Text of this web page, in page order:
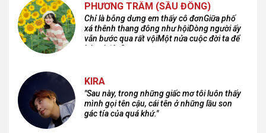
PHƯƠNG TRÂM (SẦU ĐÔNG)
Chỉ là bỗng dưng em thấy cô đơnGiữa phố
xá thênh thang đông như hộiDòng người ấy
vẫn bước qua rất vộiMột nửa cuộc đời ta để
lại nơi đâu?
KIRA
"Sau này, trong những giấc mơ tôi luôn thấy
mình gọi tên cậu, cái tên ở những lầu son
gác tía của quá khứ."